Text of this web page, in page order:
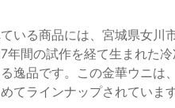
いる商品には、宮城県女川
年間の試作を経て生まれた
逸品です。この金華ウニは
てラインナップされています